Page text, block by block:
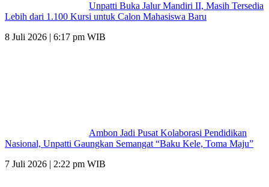
Unpatti Buka Jalur Mandiri II, Masih Tersedia
Lebih dari 1.100 Kursi untuk Calon Mahasiswa Baru
8 Juli 2026 | 6:17 pm WIB
Ambon Jadi Pusat Kolaborasi Pendidikan
Nasional, Unpatti Gaungkan Semangat “Baku Kele, Toma Maju”
7 Juli 2026 | 2:22 pm WIB